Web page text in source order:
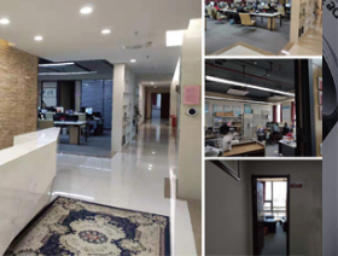
司 于2012年组建，注册资金
1700m2。公司主要经营范围涵
；工程建设全过程咨询；编制与
性研究报告；建设工程规划、建